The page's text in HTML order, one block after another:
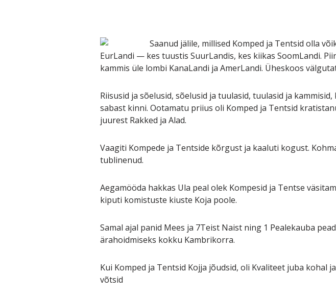
Saanud jälile, millised Komped ja Tentsid olla
EurLandi — kes tuustis SuurLandis, kes kiikas SoomLandi.
kammis üle lombi KanaLandi ja AmerLandi. Üheskoos
Riisusid ja sõelusid, sõelusid ja tuulasid, tuulasid ja
sabast kinni. Ootamatu priius oli Komped ja Tentsid
juurest Rakked ja Alad.
Vaagiti Kompede ja Tentside kõrgust ja kaaluti kogust.
tublinenud.
Aegamööda hakkas Ula peal olek Kompesid ja Tentse
kiputi komistuste kiuste Koja poole.
Samal ajal panid Mees ja 7Teist Naist ning 1 Pealekauba
ärahoidmiseks kokku Kambrikorra.
Kui Komped ja Tentsid Kojja jõudsid, oli Kvaliteet juba kohal
võtsid